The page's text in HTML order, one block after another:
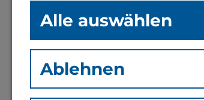
Die Studieneingangsphase stellt
als eine besondere
Projekt "StuDiDesk" darauf ab,
Mechanik, Chemie, Physik,
Alle auswählen
Ablehnen